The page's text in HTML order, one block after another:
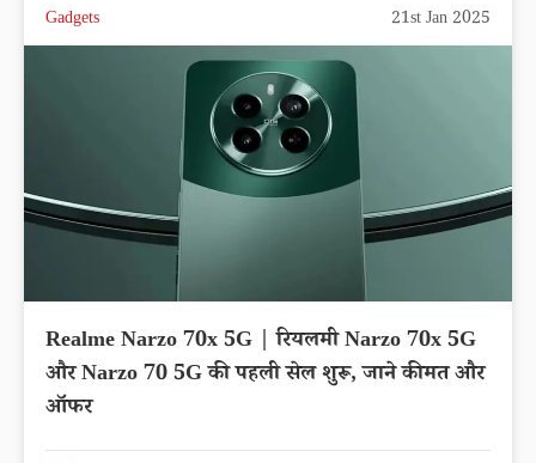
Gadgets 21st Jan 2025
Realme Narzo 70x 5G | रियलमी Narzo 70x 5G
और Narzo 70 5G की पहली सेल शुरू, जाने कीमत और
ऑफर